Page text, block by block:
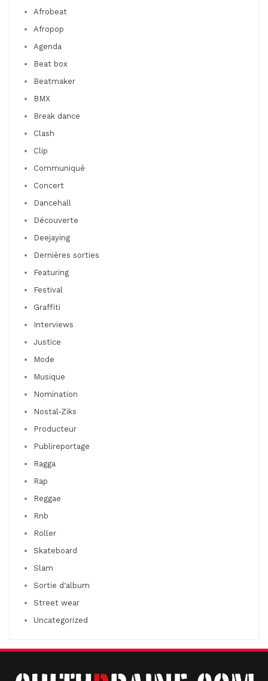
Afrobeat
Afropop
Agenda
Beat box
Beatmaker
BMX
Break dance
Clash
Clip
Communiqué
Concert
Dancehall
Découverte
Deejaying
Dernières sorties
Featuring
Festival
Graffiti
Interviews
Justice
Mode
Musique
Nomination
Nostal-Ziks
Producteur
Publireportage
Ragga
Rap
Reggae
Rnb
Roller
Skateboard
Slam
Sortie d'album
Street wear
Uncategorized